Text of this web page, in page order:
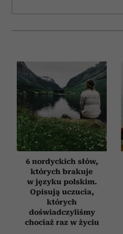
6 nordyckich słów,
których brakuje
w języku polskim.
Opisują uczucia,
których
doświadczyliśmy
chociaż raz w życiu